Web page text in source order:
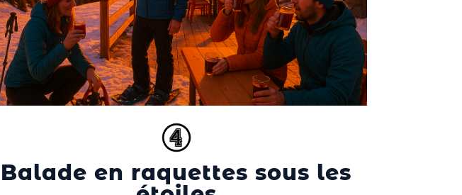
Balade en raquettes sous les